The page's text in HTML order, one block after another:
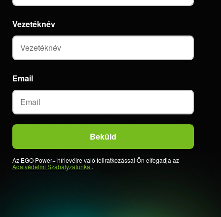
Email
Vezetéknév
Az EGO Power+ hírlevélre való feliratkozással Ön elfogadja az
Adatvédelmi Szabályzatunkat.